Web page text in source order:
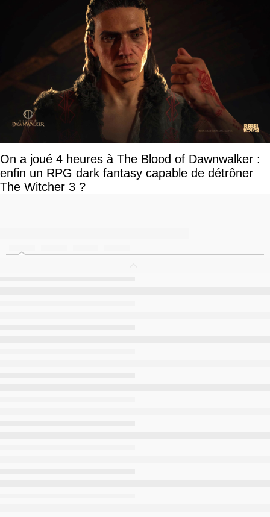
On a joué 4 heures à The Blood of Dawnwalker :
enfin un RPG dark fantasy capable de détrôner
The Witcher 3 ?